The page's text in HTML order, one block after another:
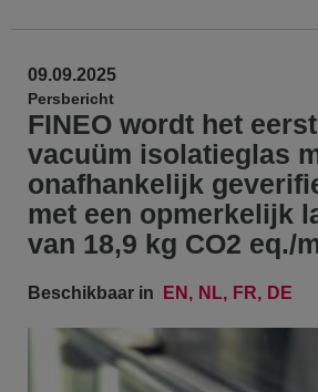
09.09.2025
Persbericht
FINEO wordt het
vacuüm isolatieglas
onafhankelijk
met een opmerkelijk
van 18,9 kg CO2 eq./
Beschikbaar in EN NL FR DE